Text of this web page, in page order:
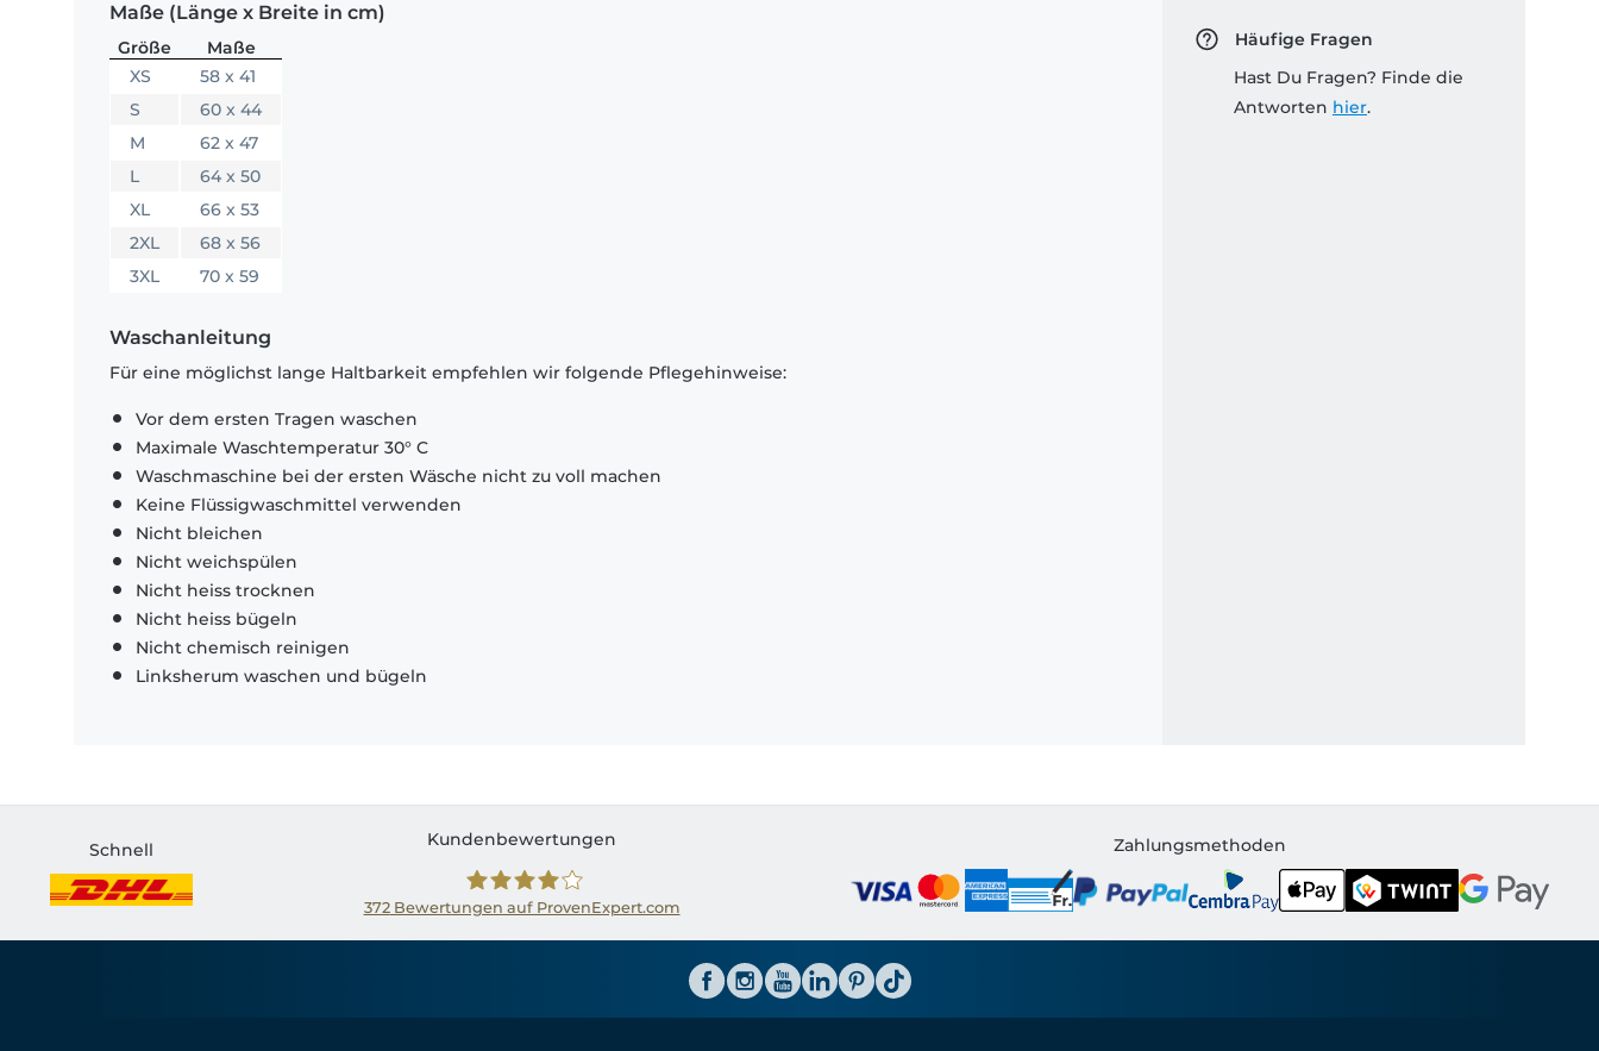
Maße (Länge x Breite in cm)
Größe
Maße
XS
58 x 41
S
60 x 44
M
62 x 47
L
64 x 50
XL
66 x 53
2XL
68 x 56
3XL
70 x 59
Waschanleitung
Für eine möglichst lange Haltbarkeit empfehlen wir folgende Pflegehinweise:
Vor dem ersten Tragen waschen
Maximale Waschtemperatur 30° C
Waschmaschine bei der ersten Wäsche nicht zu voll machen
Keine Flüssigwaschmittel verwenden
Nicht bleichen
Nicht weichspülen
Nicht heiss trocknen
Nicht heiss bügeln
Nicht chemisch reinigen
Linksherum waschen und bügeln
Häufige Fragen
Hast Du Fragen? Finde die
Antworten hier.
Schnell
Kundenbewertungen
372Bewertungen auf ProvenExpert.com
Zahlungsmethoden